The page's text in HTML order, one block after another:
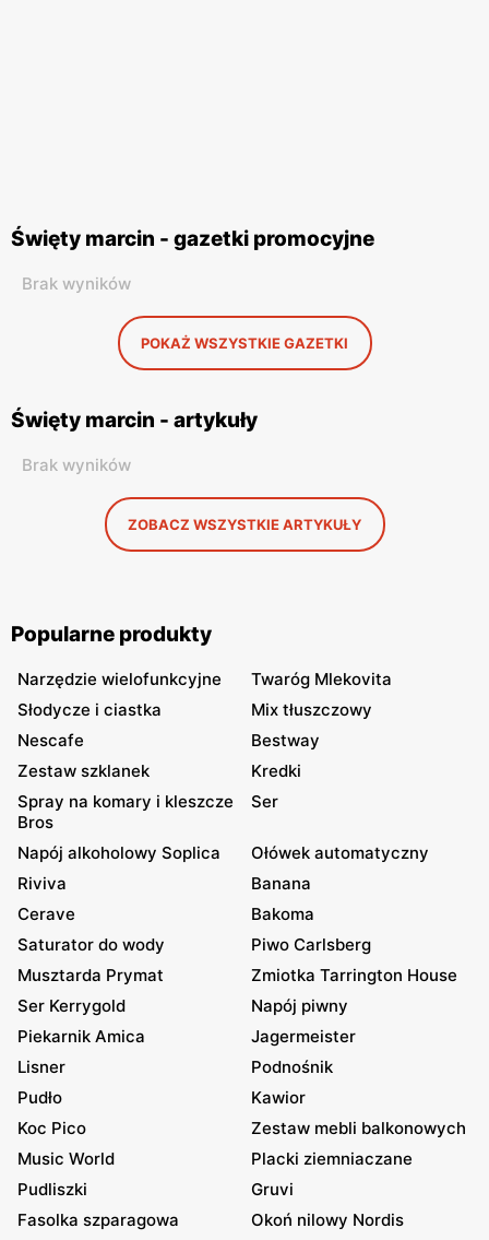
Święty marcin - gazetki promocyjne
Brak wyników
POKAŻ WSZYSTKIE GAZETKI
Święty marcin - artykuły
Brak wyników
ZOBACZ WSZYSTKIE ARTYKUŁY
Popularne produkty
Narzędzie wielofunkcyjne
Twaróg Mlekovita
Słodycze i ciastka
Mix tłuszczowy
Nescafe
Bestway
Zestaw szklanek
Kredki
Spray na komary i kleszcze
Bros
Ser
Napój alkoholowy Soplica
Ołówek automatyczny
Riviva
Banana
Cerave
Bakoma
Saturator do wody
Piwo Carlsberg
Musztarda Prymat
Zmiotka Tarrington House
Ser Kerrygold
Napój piwny
Piekarnik Amica
Jagermeister
Lisner
Podnośnik
Pudło
Kawior
Koc Pico
Zestaw mebli balkonowych
Music World
Placki ziemniaczane
Pudliszki
Gruvi
Fasolka szparagowa
Okoń nilowy Nordis